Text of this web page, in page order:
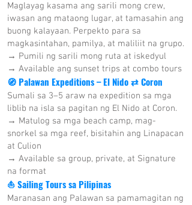
Maglayag kasama ang sarili mong crew,
iwasan ang mataong lugar, at tamasahin ang
buong kalayaan. Perpekto para sa
magkasintahan, pamilya, at maliliit na grupo.
→ Pumili ng sarili mong ruta at iskedyul
→ Available ang sunset trips at combo tours
🧭 Palawan Expeditions – El Nido ⇄ Coron
Sumali sa 3–5 araw na expedition sa mga
liblib na isla sa pagitan ng El Nido at Coron.
→ Matulog sa mga beach camp, mag-
snorkel sa mga reef, bisitahin ang Linapacan
at Culion
→ Available sa group, private, at Signature
na format
⛵ Sailing Tours sa Pilipinas
Maranasan ang Palawan sa pamamagitan ng